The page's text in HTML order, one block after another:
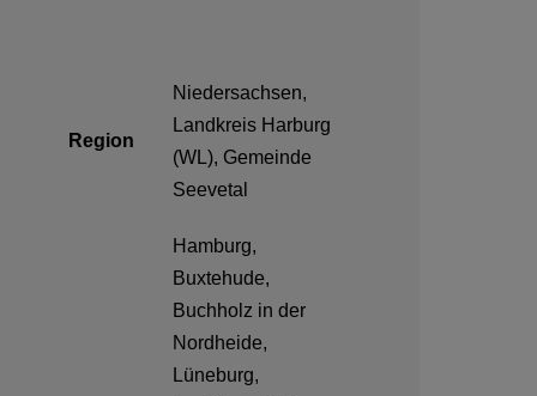
Region
Niedersachsen,
Landkreis Harburg
(WL), Gemeinde
Seevetal
Hamburg,
Buxtehude,
Buchholz in der
Nordheide,
Lüneburg,